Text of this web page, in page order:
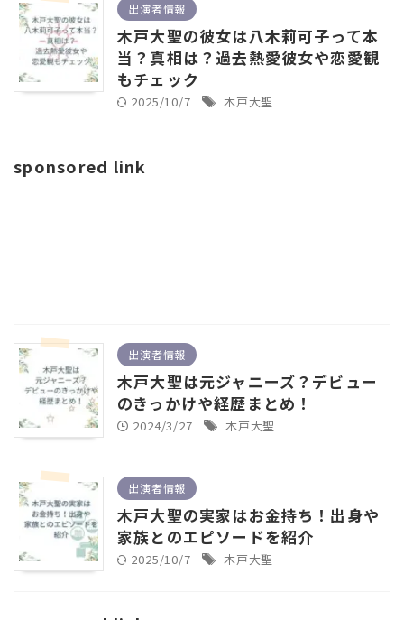
出演者情報
木戸大聖の彼女は八木莉可子って本
当？真相は？過去熱愛彼女や恋愛観
もチェック
2025/10/7 木戸大聖
sponsored link
出演者情報
木戸大聖は元ジャニーズ？デビュー
のきっかけや経歴まとめ！
2024/3/27 木戸大聖
出演者情報
木戸大聖の実家はお金持ち！出身や
家族とのエピソードを紹介
2025/10/7 木戸大聖